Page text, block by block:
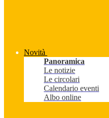
Novità
Panoramica
Le notizie
Le circolari
Calendario eventi
Albo online